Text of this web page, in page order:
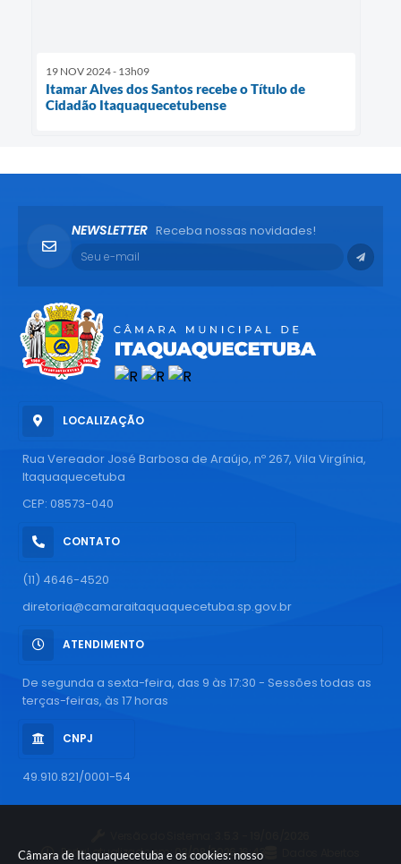
Câmara de Itaquaquecetuba e os cookies: nosso
19 NOV 2024 - 13h09
Itamar Alves dos Santos recebe o Título de
Cidadão Itaquaquecetubense
LOCALIZAÇÃO
Rua Vereador José Barbosa de Araújo, nº 267, Vila Virgínia,
Itaquaquecetuba
CEP: 08573-040
CONTATO
(11) 4646-4520
diretoria@camaraitaquaquecetuba.sp.gov.br
ATENDIMENTO
De segunda a sexta-feira, das 9 às 17:30 - Sessões todas as
terças-feiras, às 17 horas
CNPJ
49.910.821/0001-54
NEWSLETTER Receba nossas novidades!
Portal atualizado em:03/08/2026 16:43